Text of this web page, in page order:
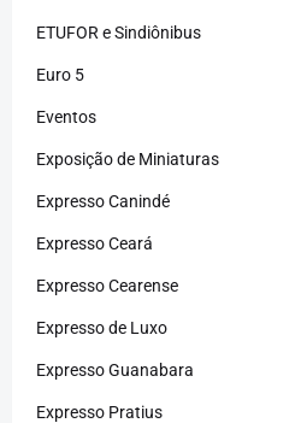
ETUFOR e Sindiônibus
Euro 5
Eventos
Exposição de Miniaturas
Expresso Canindé
Expresso Ceará
Expresso Cearense
Expresso de Luxo
Expresso Guanabara
Expresso Pratius